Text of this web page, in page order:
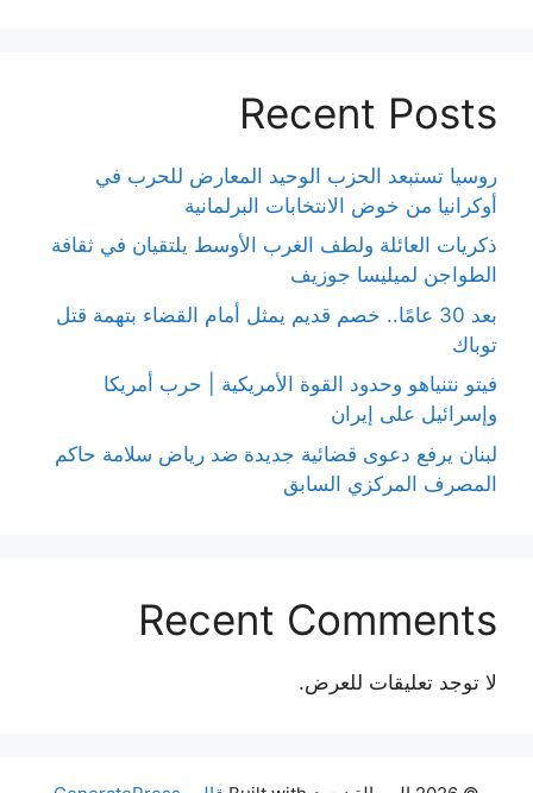
Recent Posts
روسيا تستبعد الحزب الوحيد المعارض للحرب في
أوكرانيا من خوض الانتخابات البرلمانية
ذكريات العائلة ولطف الغرب الأوسط يلتقيان في ثقافة
الطواجن لميليسا جوزيف
بعد 30 عامًا.. خصم قديم يمثل أمام القضاء بتهمة قتل
توباك
فيتو نتنياهو وحدود القوة الأمريكية | حرب أمريكا
وإسرائيل على إيران
لبنان يرفع دعوى قضائية جديدة ضد رياض سلامة حاكم
المصرف المركزي السابق
Recent Comments
لا توجد تعليقات للعرض.